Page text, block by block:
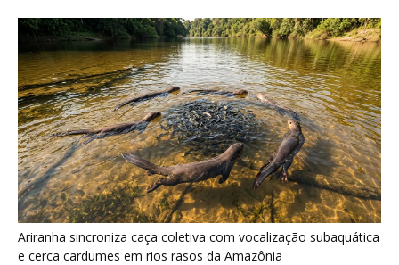
Ariranha sincroniza caça coletiva com vocalização subaquática
e cerca cardumes em rios rasos da Amazônia